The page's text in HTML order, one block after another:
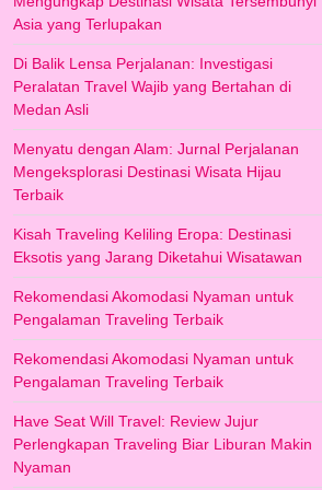
Asia yang Terlupakan
Di Balik Lensa Perjalanan: Investigasi
Peralatan Travel Wajib yang Bertahan di
Medan Asli
Menyatu dengan Alam: Jurnal Perjalanan
Mengeksplorasi Destinasi Wisata Hijau
Terbaik
Kisah Traveling Keliling Eropa: Destinasi
Eksotis yang Jarang Diketahui Wisatawan
Rekomendasi Akomodasi Nyaman untuk
Pengalaman Traveling Terbaik
Rekomendasi Akomodasi Nyaman untuk
Pengalaman Traveling Terbaik
Have Seat Will Travel: Review Jujur
Perlengkapan Traveling Biar Liburan Makin
Nyaman